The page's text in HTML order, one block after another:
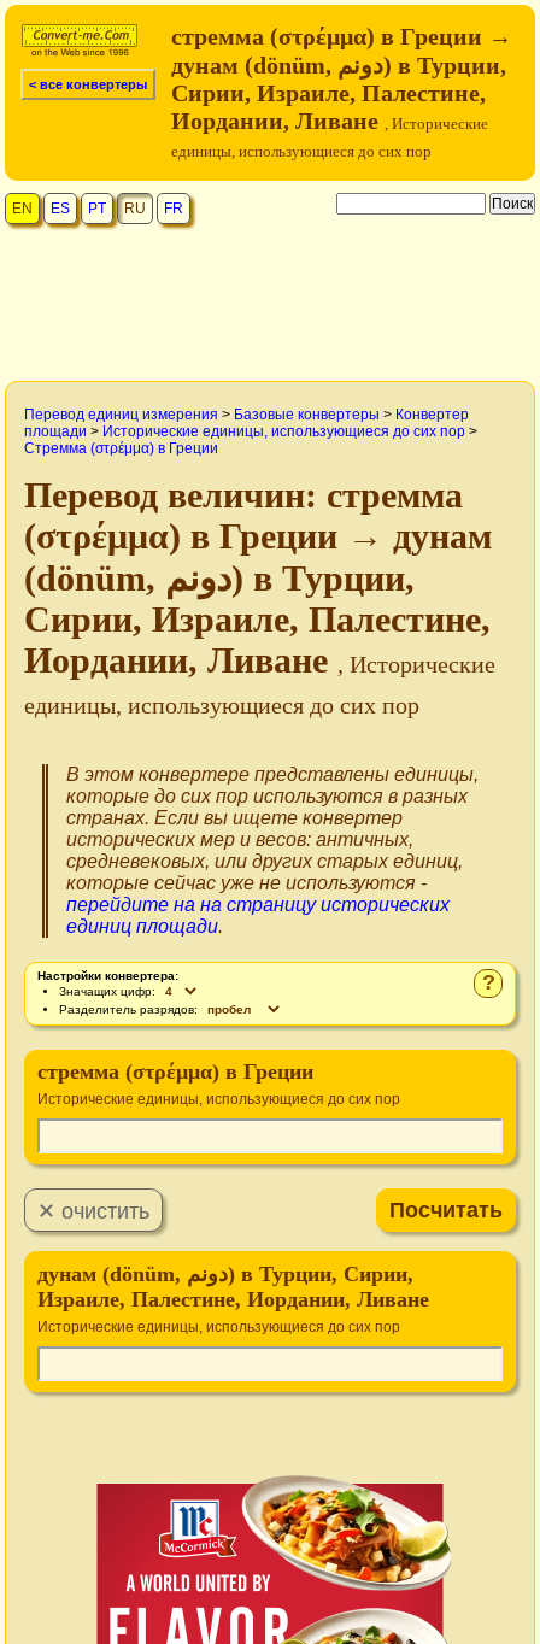
< все конвертеры
стремма (στρέμμα) в Греции →
дунам (dönüm, دونم) в Турции,
Сирии, Израиле, Палестине,
Иордании, Ливане , Исторические
единицы, использующиеся до сих пор
EN ES PT RU FR
Перевод единиц измерения > Базовые конвертеры > Конвертер
площади > Исторические единицы, использующиеся до сих пор >
Стремма (στρέμμα) в Греции
Перевод величин: стремма
(στρέμμα) в Греции → дунам
(dönüm, دونم) в Турции,
Сирии, Израиле, Палестине,
Иордании, Ливане , Исторические
единицы, использующиеся до сих пор
В этом конвертере представлены единицы,
которые до сих пор используются в разных
странах. Если вы ищете конвертер
исторических мер и весов: античных,
средневековых, или других старых единиц,
которые сейчас уже не используются -
перейдите на на страницу исторических
единиц площади.
?
Настройки конвертера:
Значащих цифр:
Разделитель разрядов:
стремма (στρέμμα) в Греции
Исторические единицы, использующиеся до сих пор
дунам (dönüm, دونم) в Турции, Сирии,
Израиле, Палестине, Иордании, Ливане
Исторические единицы, использующиеся до сих пор